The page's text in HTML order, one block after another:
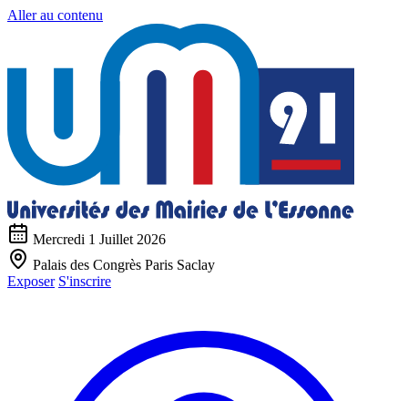
Aller au contenu
Mercredi 1 Juillet 2026
Palais des Congrès Paris Saclay
Exposer S'inscrire